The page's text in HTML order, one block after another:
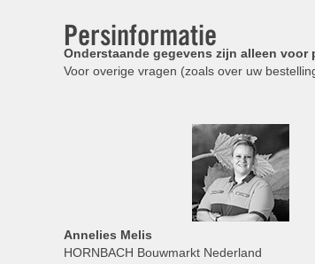
Persinformatie
Onderstaande gegevens zijn alleen voor
Voor overige vragen (zoals over uw
Annelies Melis
HORNBACH Bouwmarkt Nederland